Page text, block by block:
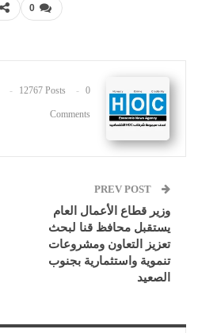
0
12767 Posts 0
Comments
وزير قطاع الأعمال العام
يستقبل محافظ قنا لبحث
تعزيز التعاون ومشروعات
تنموية واستثمارية بجنوب
الصعيد